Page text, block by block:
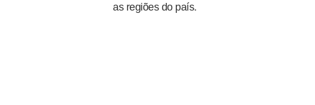
as regiões do país.